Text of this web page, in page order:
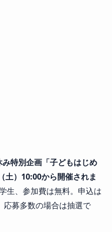
特別企画「子どもはじめ
土）10:00から開催されま
生、参加費は無料。申込は
応募多数の場合は抽選で